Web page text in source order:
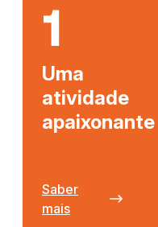
1
Uma
atividade
apaixonante
Saber
mais